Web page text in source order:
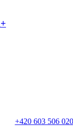
+420 603 506 020